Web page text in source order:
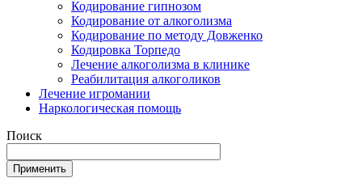
Кодирование гипнозом
Кодирование от алкоголизма
Кодирование по методу Довженко
Кодировка Торпедо
Лечение алкоголизма в клинике
Реабилитация алкоголиков
Лечение игромании
Наркологическая помощь
Поиск